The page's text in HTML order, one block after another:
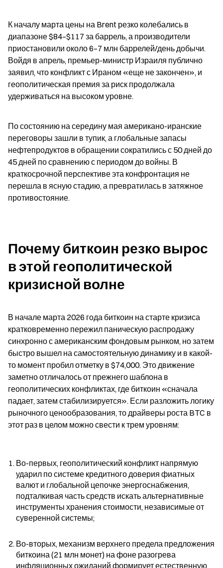
К началу марта цены на Brent резко колебались в
диапазоне $84–$117 за баррель, а производители
приостановили около 6–7 млн баррелей/день добычи.
Войдя в апрель, премьер-министр Израиля публично
заявил, что конфликт с Ираном «еще не закончен», и
геополитическая премия за риск продолжала
удерживаться на высоком уровне.
По состоянию на середину мая американо-иранские
переговоры зашли в тупик, а глобальные запасы
нефтепродуктов в обращении сократились с 50 дней до
45 дней по сравнению с периодом до войны. В
краткосрочной перспективе эта конфронтация не
перешла в ясную стадию, а превратилась в затяжное
противостояние.
Почему биткоин резко вырос
в этой геополитической
кризисной волне
В начале марта 2026 года биткоин на старте кризиса
кратковременно пережил паническую распродажу
синхронно с американским фондовым рынком, но затем
быстро вышел на самостоятельную динамику и в какой-
то момент пробил отметку в $74,000. Это движение
заметно отличалось от прежнего шаблона в
геополитических конфликтах, где биткоин «сначала
падает, затем стабилизируется». Если разложить логику
рыночного ценообразования, то драйверы роста BTC в
этот раз в целом можно свести к трем уровням:
Во-первых, геополитический конфликт напрямую
ударил по системе кредитного доверия фиатных
валют и глобальной цепочке энергоснабжения,
подталкивая часть средств искать альтернативные
инструменты хранения стоимости, независимые от
суверенной системы;
Во-вторых, механизм верхнего предела предложения
биткоина (21 млн монет) на фоне разогрева
инфляционных ожиданий формирует естественную